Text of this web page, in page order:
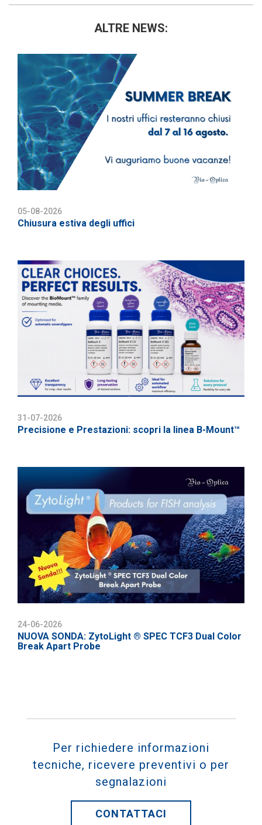
ALTRE NEWS:
05-08-2026
Chiusura estiva degli uffici
31-07-2026
Precisione e Prestazioni: scopri la linea B-Mount™
24-06-2026
NUOVA SONDA: ZytoLight ® SPEC TCF3 Dual Color
Break Apart Probe
Per richiedere informazioni
tecniche, ricevere preventivi o per
segnalazioni
CONTATTACI